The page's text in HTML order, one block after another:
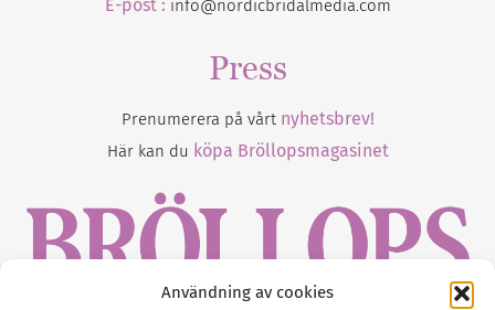
Användning av cookies
E-post : info@nordicbridalmedia.com
Press
Prenumerera på vårt nyhetsbrev!
Här kan du köpa Bröllopsmagasinet